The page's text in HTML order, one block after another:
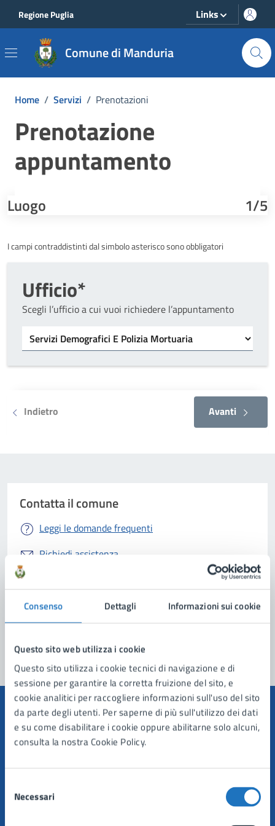
Consenso Dettagli Informazioni sui cookie
Questo sito web utilizza i cookie
Questo sito utilizza i cookie tecnici di navigazione e di
sessione per garantire la corretta fruizione del sito, e
cookie analitici per raccogliere informazioni sull'uso del sito
da parte degli utenti. Per saperne di più sull'utilizzo dei dati
e su come disabilitare i cookie oppure abilitarne solo alcuni,
consulta la nostra Cookie Policy.
delNecessari
Regione Puglia Links
Comune di Manduria
Home / Servizi / Prenotazioni
Prenotazione
appuntamento
Luogo 1/5
I campi contraddistinti dal simbolo asterisco sono obbligatori
Ufficio*
Scegli l’ufficio a cui vuoi richiedere l’appuntamento
Tipo di ufficio
Indietro Avanti
Contatta il comune
Leggi le domande frequenti
Richiedi assistenza
Problemi in città
Comune di Manduria
AMMINISTRAZIONE